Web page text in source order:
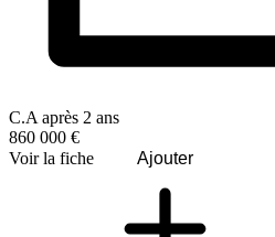
C.A après 2 ans
860 000 €
Voir la fiche
Ajouter